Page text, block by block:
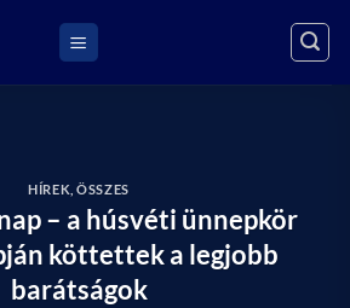
HÍREK ,ÖSSZES
– a húsvéti ünnepkör
köttettek a legjobb
barátságok